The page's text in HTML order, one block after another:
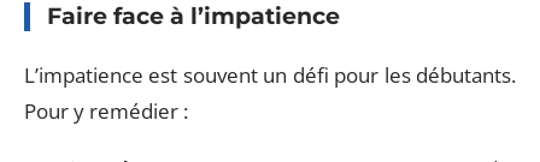
Faire face à l’impatience
L’impatience est souvent un défi pour les débutants.
Pour y remédier :